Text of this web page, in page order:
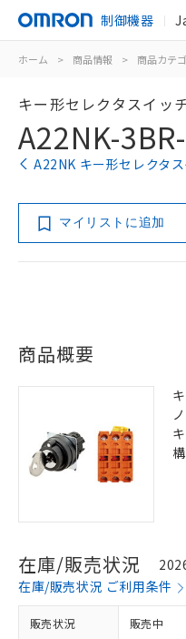
制御機器
ホーム > 商品情報 > 商品カテ
キー形セレクタスイッ
A22NK-
A22NK キー形セレクタ
マイリストに追加
商品概要
在庫/販売状況
在庫/販売状況 ご利用条件
販売状況 販売中